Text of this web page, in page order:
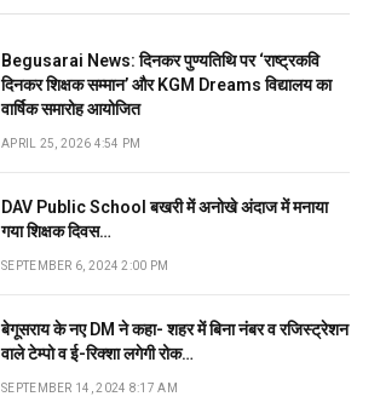
Begusarai News: दिनकर पुण्यतिथि पर ‘राष्ट्रकवि
दिनकर शिक्षक सम्मान’ और KGM Dreams विद्यालय का
वार्षिक समारोह आयोजित
APRIL 25, 2026 4:54 PM
DAV Public School बखरी में अनोखे अंदाज में मनाया
गया शिक्षक दिवस…
SEPTEMBER 6, 2024 2:00 PM
बेगूसराय के नए DM ने कहा- शहर में बिना नंबर व रजिस्ट्रेशन
वाले टेम्पो व ई-रिक्शा लगेगी रोक…
SEPTEMBER 14, 2024 8:17 AM